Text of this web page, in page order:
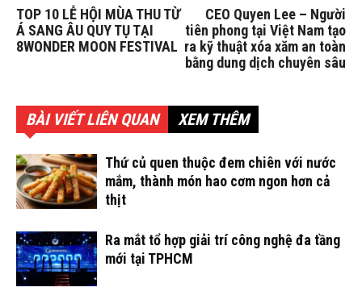
TOP 10 LỄ HỘI MÙA THU TỪ
Á SANG ÂU QUY TỤ TẠI
8WONDER MOON FESTIVAL
CEO Quyen Lee – Người
tiên phong tại Việt Nam tạo
ra kỹ thuật xóa xăm an toàn
bằng dung dịch chuyên sâu
BÀI VIẾT LIÊN QUAN XEM THÊM
Thứ củ quen thuộc đem chiên với nước
mắm, thành món hao cơm ngon hơn cả
thịt
Ra mắt tổ hợp giải trí công nghệ đa tầng
mới tại TPHCM